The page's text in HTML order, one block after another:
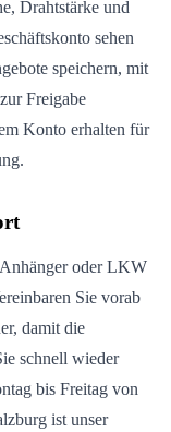
Drahtstärke und
sehen
speichern, mit
Freigabe
Konto erhalten für
oder LKW
Sie vorab
damit die
schnell wieder
bis Freitag von
ist unser